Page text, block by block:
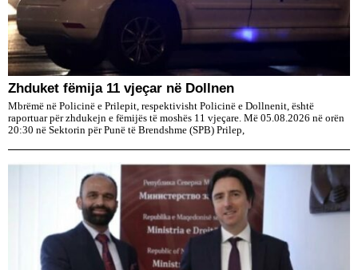
Zhduket fëmija 11 vjeçar në Dollnen
Mbrëmë në Policinë e Prilepit, respektivisht Policinë e Dollnenit, është
raportuar për zhdukejn e fëmijës të moshës 11 vjeçare. Më 05.08.2026 në orën
20:30 në Sektorin për Punë të Brendshme (SPB) Prilep,